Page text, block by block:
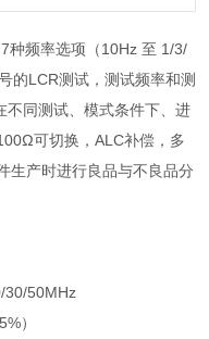
7种频率选项（10Hz 至 1/3/
的LCR测试，测试频率和测
不同测试、模式条件下、进
可切换，ALC补偿，多
生产时进行良品与不良品分
30/50MHz
）